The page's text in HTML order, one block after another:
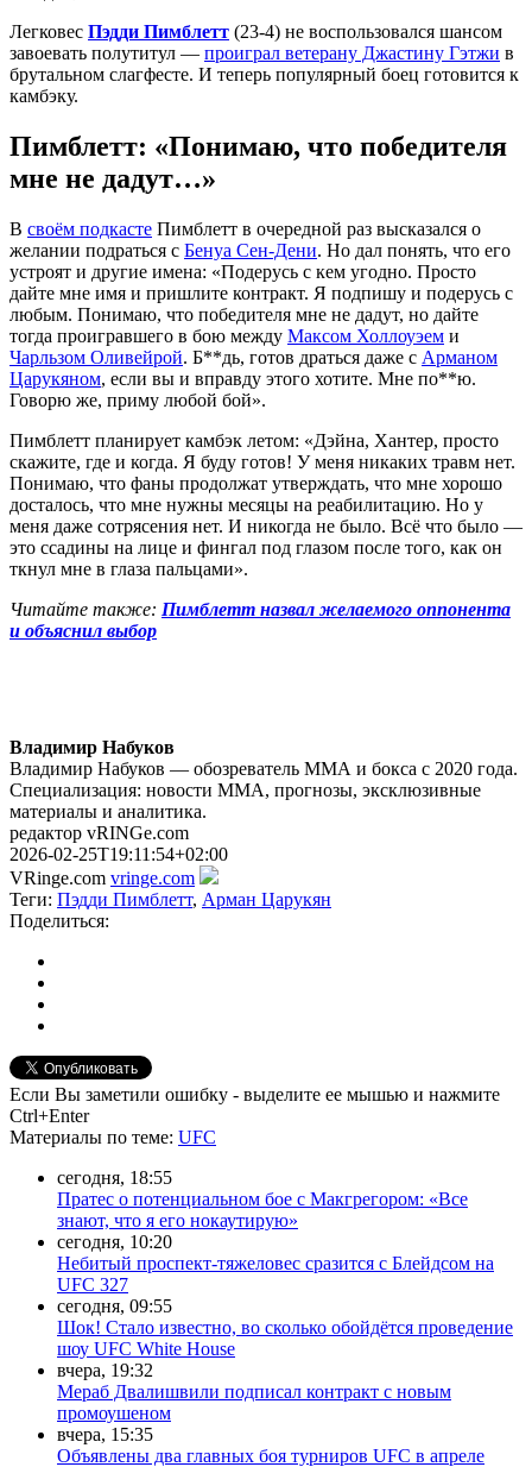
Легковес Пэдди Пимблетт (23-4) не воспользовался шансом
завоевать полутитул — проиграл ветерану Джастину Гэтжи в
брутальном слагфесте. И теперь популярный боец готовится к
камбэку.
Пимблетт: «Понимаю, что победителя
мне не дадут…»
В своём подкасте Пимблетт в очередной раз высказался о
желании подраться с Бенуа Сен-Дени. Но дал понять, что его
устроят и другие имена: «Подерусь с кем угодно. Просто
дайте мне имя и пришлите контракт. Я подпишу и подерусь с
любым. Понимаю, что победителя мне не дадут, но дайте
тогда проигравшего в бою между Максом Холлоуэем и
Чарльзом Оливейрой. Б**дь, готов драться даже с Арманом
Царукяном, если вы и вправду этого хотите. Мне по**ю.
Говорю же, приму любой бой».
Пимблетт планирует камбэк летом: «Дэйна, Хантер, просто
скажите, где и когда. Я буду готов! У меня никаких травм нет.
Понимаю, что фаны продолжат утверждать, что мне хорошо
досталось, что мне нужны месяцы на реабилитацию. Но у
меня даже сотрясения нет. И никогда не было. Всё что было —
это ссадины на лице и фингал под глазом после того, как он
ткнул мне в глаза пальцами».
Читайте также: Пимблетт назвал желаемого оппонента
и объяснил выбор
Владимир Набуков
Владимир Набуков — обозреватель ММА и бокса с 2020 года.
Специализация: новости ММА, прогнозы, эксклюзивные
материалы и аналитика.
редактор vRINGe.com
2026-02-25T19:11:54+02:00
VRinge.com vringe.com
Теги: Пэдди Пимблетт, Арман Царукян
Поделиться:
Если Вы заметили ошибку - выделите ее мышью и нажмите
Ctrl+Enter
Материалы по теме: UFC
сегодня, 18:55
Пратес о потенциальном бое с Макгрегором: «Все
знают, что я его нокаутирую»
сегодня, 10:20
Небитый проспект-тяжеловес сразится с Блейдсом на
UFC 327
сегодня, 09:55
Шок! Стало известно, во сколько обойдётся проведение
шоу UFC White House
вчера, 19:32
Мераб Двалишвили подписал контракт с новым
промоушеном
вчера, 15:35
Объявлены два главных боя турниров UFC в апреле